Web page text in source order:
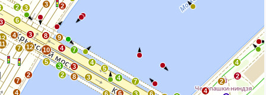
4
7
6
4
5
4
7
4
3 2
3
6
3
3 2
8
9
10
12
7
5
2
7
4
12
11
4
3
2
3
3
8
3
2
2
4